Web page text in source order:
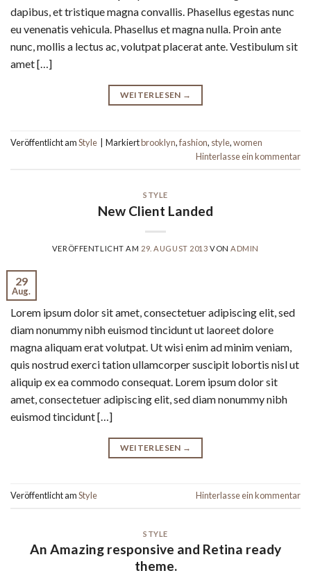
dapibus, et tristique magna convallis. Phasellus egestas nunc
eu venenatis vehicula. Phasellus et magna nulla. Proin ante
nunc, mollis a lectus ac, volutpat placerat ante. Vestibulum sit
amet […]
WEITERLESEN →
Veröffentlicht amStyle Markiertbrooklyn,fashion, style,women
Hinterlasse ein kommentar
STYLE
New Client Landed
VERÖFFENTLICHT AM 29. AUGUST 2013 VON ADMIN
29
Aug.
Lorem ipsum dolor sit amet, consectetuer adipiscing elit, sed
diam nonummy nibh euismod tincidunt ut laoreet dolore
magna aliquam erat volutpat. Ut wisi enim ad minim veniam,
quis nostrud exerci tation ullamcorper suscipit lobortis nisl ut
aliquip ex ea commodo consequat. Lorem ipsum dolor sit
amet, consectetuer adipiscing elit, sed diam nonummy nibh
euismod tincidunt […]
WEITERLESEN →
Veröffentlicht amStyle Hinterlasse ein kommentar
STYLE
An Amazing responsive and Retina ready
theme.